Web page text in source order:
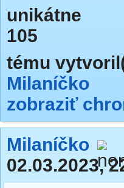
unikátne
105
tému
Milaníčko
zobraziť
Milaníčko
02.03.2023,